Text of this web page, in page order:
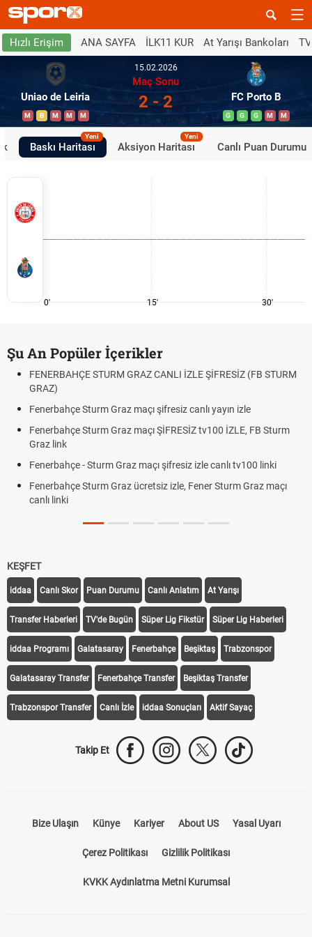
Hızlı Erişim ANA SAYFA İLK11 KUR At Yarışı Bankoları
Uniao de Leiria
M B M M M
15.02.2026
Maç Sonu
2 - 2 FC Porto B
G G G M M
Baskı Haritası
Yeni
Aksiyon Haritası
Yeni
Canlı Puan Durumu
0' 15' 30'
Şu An Popüler İçerikler
FENERBAHÇE STURM GRAZ CANLI İZLE ŞİFRESİZ (FB STURM
GRAZ)
Fenerbahçe Sturm Graz maçı şifresiz canlı yayın izle
Fenerbahçe Sturm Graz maçı ŞİFRESİZ tv100 İZLE, FB Sturm
Graz link
Fenerbahçe - Sturm Graz maçı şifresiz izle canlı tv100 linki
Fenerbahçe Sturm Graz ücretsiz izle, Fener Sturm Graz maçı
canlı linki
KEŞFET
iddaa Canlı Skor Puan Durumu Canlı Anlatım At Yarışı
Transfer Haberleri TV'de Bugün Süper Lig Fikstür Süper Lig Haberleri
iddaa Programı Galatasaray Fenerbahçe Beşiktaş Trabzonspor
Galatasaray Transfer Fenerbahçe Transfer Beşiktaş Transfer
Trabzonspor Transfer Canlı İzle iddaa Sonuçları Aktif Sayaç
Takip Et
Bize Ulaşın Künye Kariyer About US Yasal Uyarı
Çerez Politikası Gizlilik Politikası
KVKK Aydınlatma Metni Kurumsal